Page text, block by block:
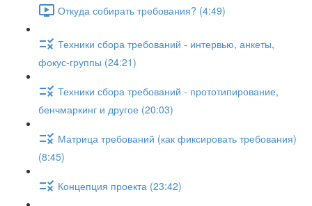
Откуда собирать требования? (4:49)
Техники сбора требований - интервью, анкеты,
фокус-группы (24:21)
Техники сбора требований - прототипирование,
бенчмаркинг и другое (20:03)
Матрица требований (как фиксировать требования)
(8:45)
Концепция проекта (23:42)